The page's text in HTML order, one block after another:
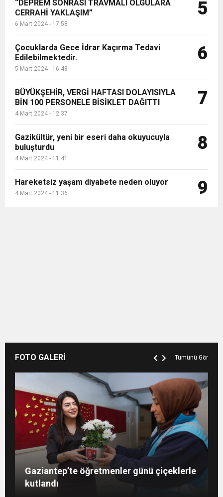
“DEPREM SONRASI TRAVMALI OLGULARA
CERRAHİ YAKLAŞIM”
6 Mart 2024 - 17:58
5
Çocuklarda Gece İdrar Kaçırma Tedavi
Edilebilmektedir.
5 Mart 2024 - 16:48
6
BÜYÜKŞEHİR, VERGİ HAFTASI DOLAYISIYLA
BİN 100 PERSONELE BİSİKLET DAĞITTI
4 Mart 2024 - 12:37
7
Gazikültür, yeni bir eseri daha okuyucuyla
buluşturdu
4 Mart 2024 - 11:41
8
Hareketsiz yaşam diyabete neden oluyor
4 Mart 2024 - 11:36 9
FOTO GALERİ Tümünü Gör
Konukoğlu: Türkiye ekonomisine 11 farklı
sektörde değer katıyoruz
Gaziantep’te öğretmenler günü çiçeklerle
kutlandı
GAÜN’de gri kod tatbikatı gerçeği
Şahin: “İstikbalimizi şekillendirecek olan
sizlersiniz”